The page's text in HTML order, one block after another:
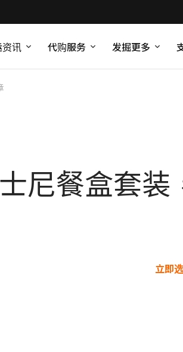
讯 代购服务 发掘更多
尼餐盒套装
立即